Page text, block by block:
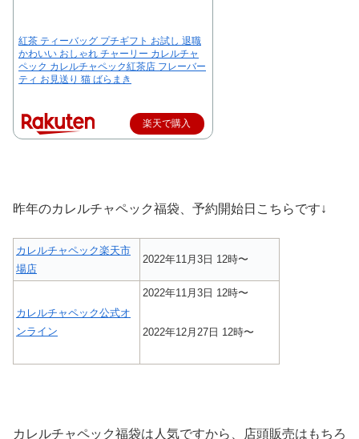
紅茶 ティーバッグ プチギフト お試し 退職
かわいい おしゃれ チャーリー カレルチャ
ペック カレルチャペック紅茶店 フレーバー
ティ お見送り 猫 ばらまき
楽天で購入
昨年のカレルチャペック福袋、予約開始日こちらです↓
カレルチャペック楽天市
場店
2022年11月3日 12時〜
カレルチャペック公式オ
ンライン
2022年11月3日 12時〜
2022年12月27日 12時〜
カレルチャペック福袋は人気ですから、店頭販売はもちろ